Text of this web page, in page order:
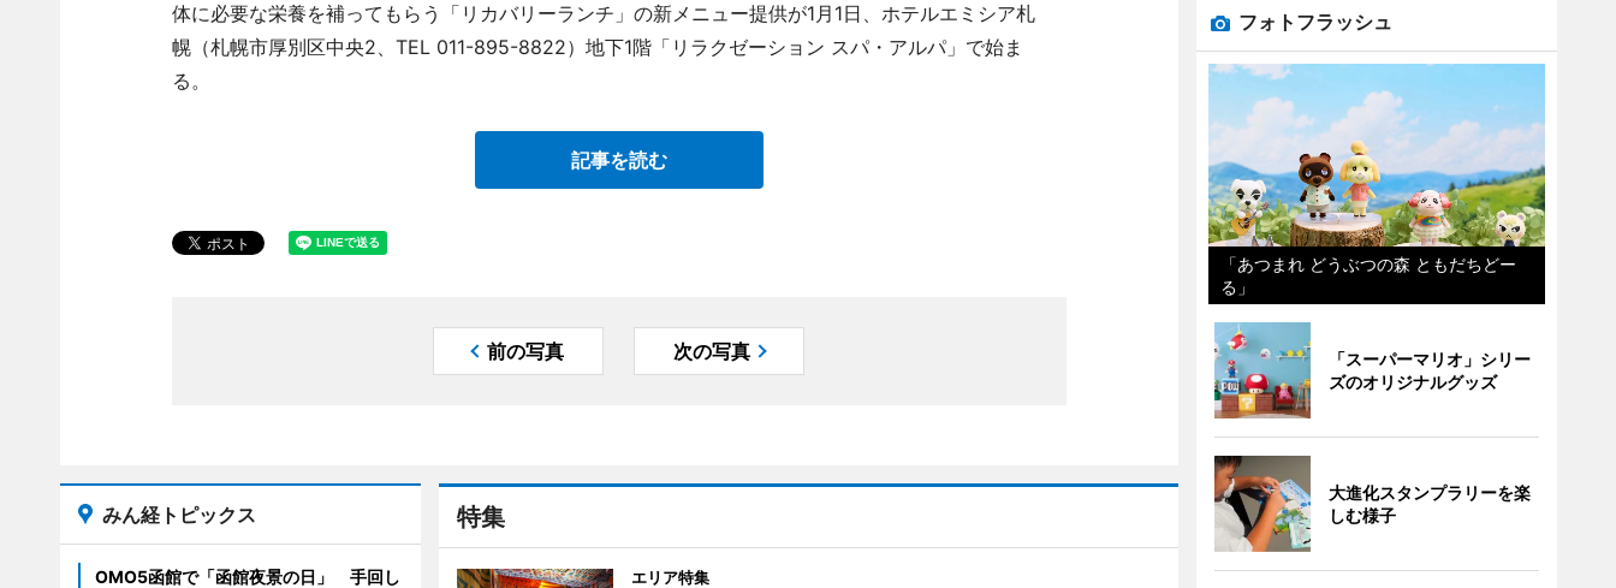
体に必要な栄養を補ってもらう「リカバリーランチ」の新メニュー提供が1月1日、ホテルエミシア札
幌（札幌市厚別区中央2、TEL 011-895-8822）地下1階「リラクゼーション スパ・アルパ」で始ま
る。
記事を読む
前の写真 次の写真
特集
エリア特集
みん経トピックス
OMO5函館で「函館夜景の日」 手回し
フォトフラッシュ
「あつまれ どうぶつの森 ともだちどー
る」
「スーパーマリオ」シリー
ズのオリジナルグッズ
大進化スタンプラリーを楽
しむ様子